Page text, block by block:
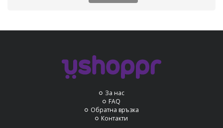
За нас
FAQ
Обратна връзка
Контакти